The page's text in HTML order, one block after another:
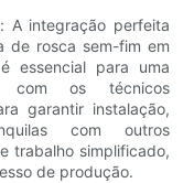
A integração perfeita
de rosca sem-fim em
essencial para uma
com os técnicos
garantir instalação,
com outros
trabalho simplificado,
de produção.